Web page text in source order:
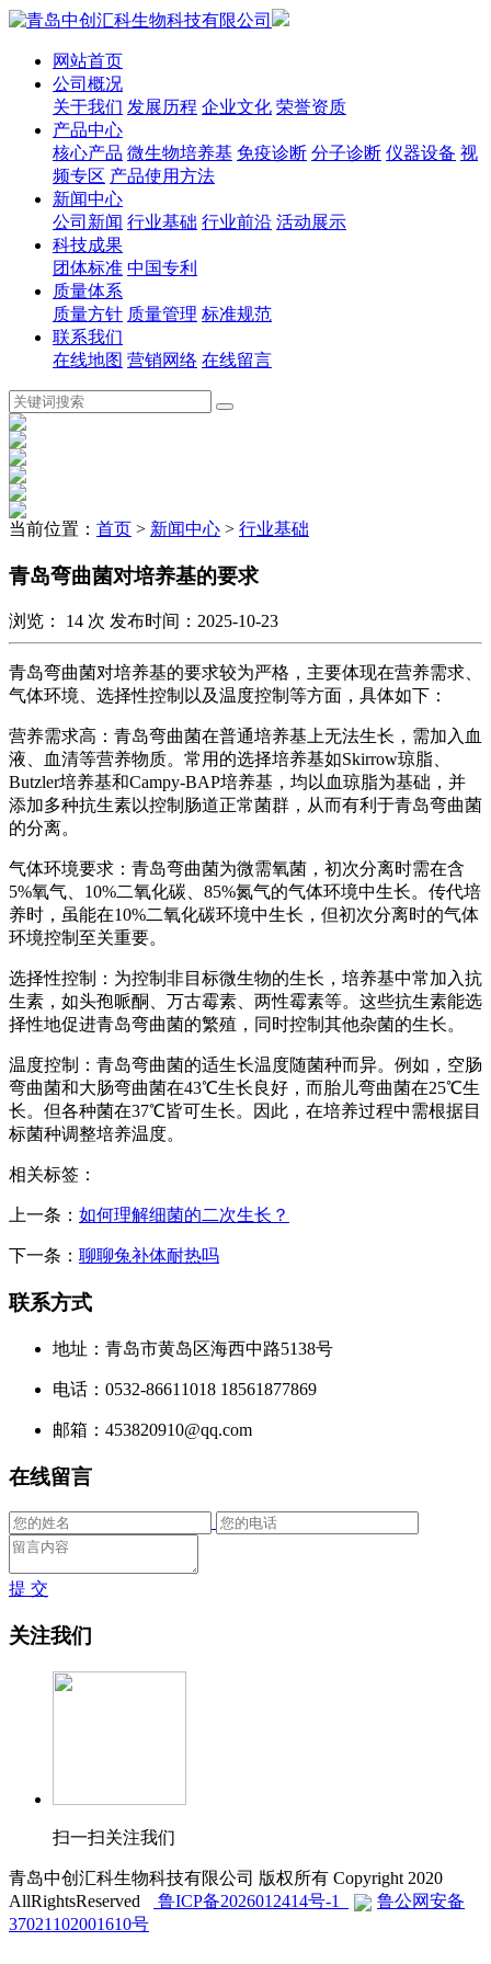
网站首页
公司概况
关于我们 发展历程 企业文化 荣誉资质
产品中心
核心产品 微生物培养基 免疫诊断 分子诊断 仪器设备 视
频专区 产品使用方法
新闻中心
公司新闻 行业基础 行业前沿 活动展示
科技成果
团体标准 中国专利
质量体系
质量方针 质量管理 标准规范
联系我们
在线地图 营销网络 在线留言
当前位置： 首页 > 新闻中心 > 行业基础
青岛弯曲菌对培养基的要求
浏览： 14 次 发布时间：2025-10-23
青岛弯曲菌对培养基的要求较为严格，主要体现在营养需求、
气体环境、选择性控制以及温度控制等方面，具体如下：
营养需求高：青岛弯曲菌在普通培养基上无法生长，需加入血
液、血清等营养物质。常用的选择培养基如Skirrow琼脂、
Butzler培养基和Campy-BAP培养基，均以血琼脂为基础，并
添加多种抗生素以控制肠道正常菌群，从而有利于青岛弯曲菌
的分离。
气体环境要求：青岛弯曲菌为微需氧菌，初次分离时需在含
5%氧气、10%二氧化碳、85%氮气的气体环境中生长。传代培
养时，虽能在10%二氧化碳环境中生长，但初次分离时的气体
环境控制至关重要。
选择性控制：为控制非目标微生物的生长，培养基中常加入抗
生素，如头孢哌酮、万古霉素、两性霉素等。这些抗生素能选
择性地促进青岛弯曲菌的繁殖，同时控制其他杂菌的生长。
温度控制：青岛弯曲菌的适生长温度随菌种而异。例如，空肠
弯曲菌和大肠弯曲菌在43℃生长良好，而胎儿弯曲菌在25℃生
长。但各种菌在37℃皆可生长。因此，在培养过程中需根据目
标菌种调整培养温度。
相关标签：
上一条： 如何理解细菌的二次生长？
下一条： 聊聊兔补体耐热吗
联系方式
地址：青岛市黄岛区海西中路5138号
电话：0532-86611018 18561877869
邮箱：453820910@qq.com
在线留言
提 交
关注我们
扫一扫关注我们
青岛中创汇科生物科技有限公司 版权所有 Copyright 2020
AllRightsReserved
鲁ICP备2026012414号-1
鲁公网安备
37021102001610号